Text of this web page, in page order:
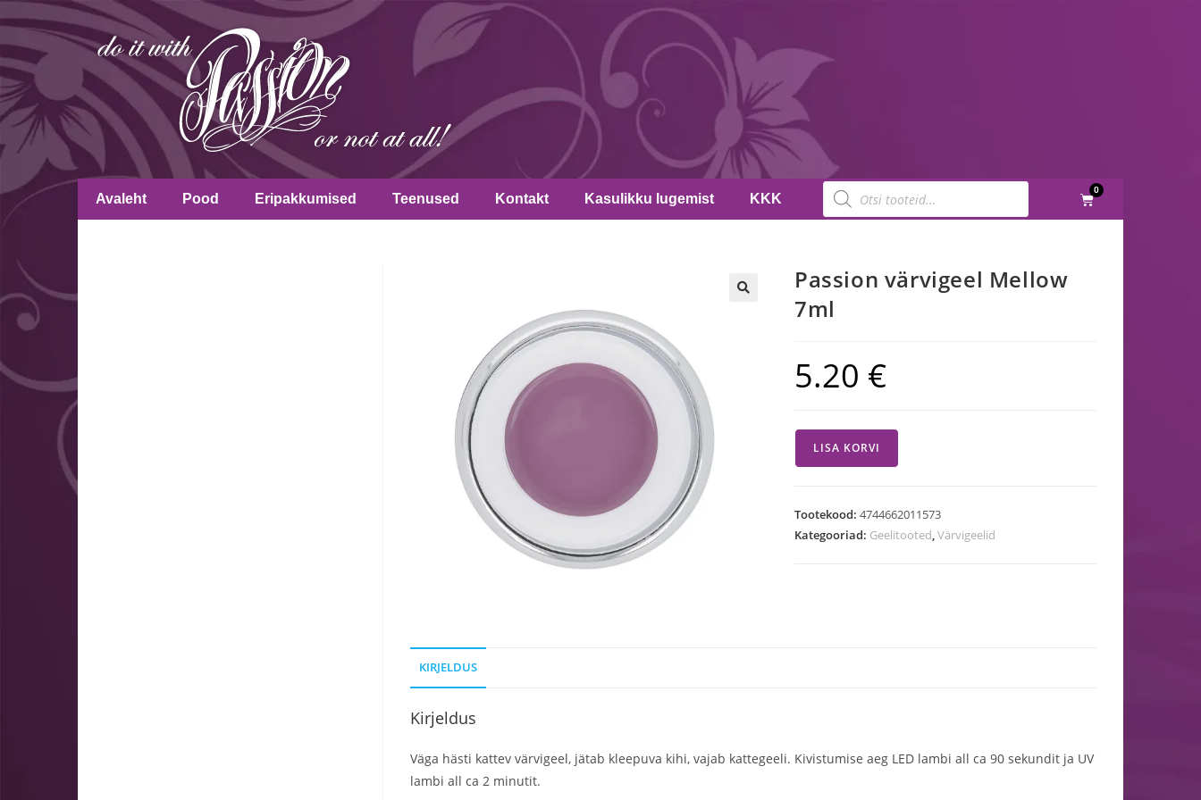
Avaleht Pood Eripakkumised Teenused Kontakt Kasulikku lugemist KKK
0
Passion värvigeel Mellow
7ml
5.20 €
LISA KORVI
Tootekood: 4744662011573
Kategooriad: Geelitooted,Värvigeelid
KIRJELDUS
Kirjeldus
Väga hästi kattev värvigeel, jätab kleepuva kihi, vajab kattegeeli. Kivistumise aeg LED lambi all ca 90 sekundit ja UV
lambi all ca 2 minutit.